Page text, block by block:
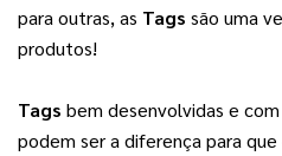
para outras, as Tags são uma
produtos!
Tags bem desenvolvidas e
podem ser a diferença para